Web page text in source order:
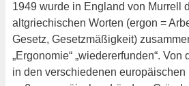
1949 wurde in England von Murrell
altgriechischen Worten (ergon =
Gesetz, Gesetzmäßigkeit)
„Ergonomie“ „wiedererfunden“.
in den verschiedenen